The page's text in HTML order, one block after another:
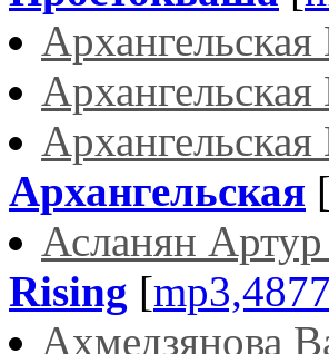
Архангельская [
Асланян
Rising [
Ахмедзянова